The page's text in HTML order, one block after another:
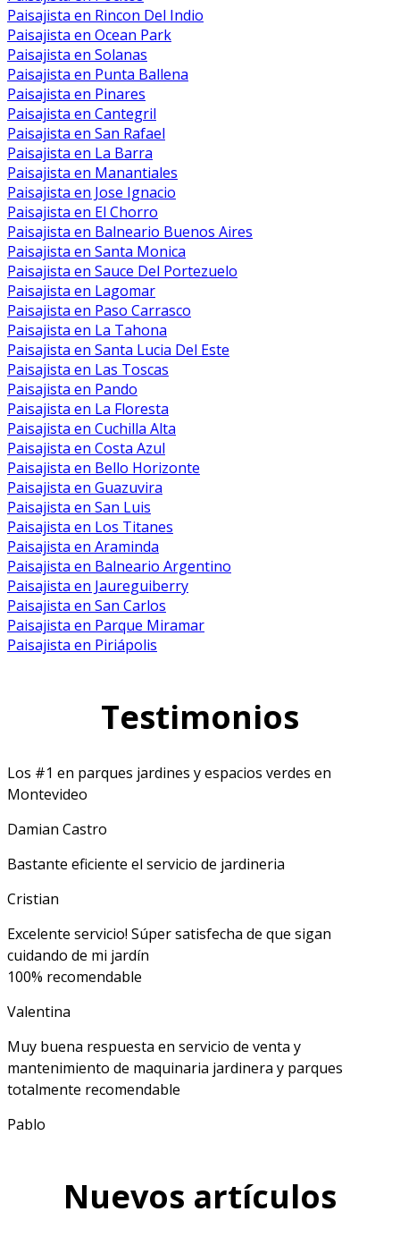
Paisajista en Rincon Del Indio
Paisajista en Ocean Park
Paisajista en Solanas
Paisajista en Punta Ballena
Paisajista en Pinares
Paisajista en Cantegril
Paisajista en San Rafael
Paisajista en La Barra
Paisajista en Manantiales
Paisajista en Jose Ignacio
Paisajista en El Chorro
Paisajista en Balneario Buenos Aires
Paisajista en Santa Monica
Paisajista en Sauce Del Portezuelo
Paisajista en Lagomar
Paisajista en Paso Carrasco
Paisajista en La Tahona
Paisajista en Santa Lucia Del Este
Paisajista en Las Toscas
Paisajista en Pando
Paisajista en La Floresta
Paisajista en Cuchilla Alta
Paisajista en Costa Azul
Paisajista en Bello Horizonte
Paisajista en Guazuvira
Paisajista en San Luis
Paisajista en Los Titanes
Paisajista en Araminda
Paisajista en Balneario Argentino
Paisajista en Jaureguiberry
Paisajista en San Carlos
Paisajista en Parque Miramar
Paisajista en Piriápolis
Testimonios
Los #1 en parques jardines y espacios verdes en
Montevideo
Damian Castro
Bastante eficiente el servicio de jardineria
Cristian
Excelente servicio! Súper satisfecha de que sigan
cuidando de mi jardín
100% recomendable
Valentina
Muy buena respuesta en servicio de venta y
mantenimiento de maquinaria jardinera y parques
totalmente recomendable
Pablo
Nuevos artículos